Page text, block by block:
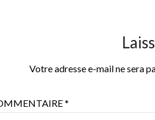
Votre adresse e-mail ne sera
*